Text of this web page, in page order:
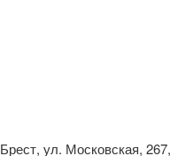
ул. Московская,